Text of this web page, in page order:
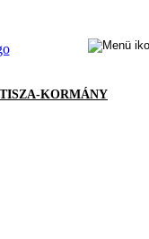
TISZA-KORMÁNY